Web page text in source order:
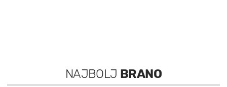
NAJBOLJ BRANO